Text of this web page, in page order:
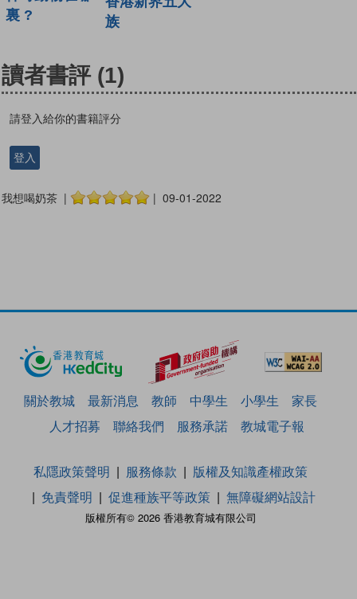
裏 ?
族
讀者書評 (1)
請登入給你的書籍評分
登入
我想喝奶茶 | | 09-01-2022
關於教城 最新消息 教師 中學生 小學生
家長
人才招募
聯絡我們 服務承諾 教城電子報
版權所有© 2026 香港教育城有限公司
私隱政策聲明 服務條款
版權及知識產權政策
免責聲明
促進種族平等政策 無障礙網站設計